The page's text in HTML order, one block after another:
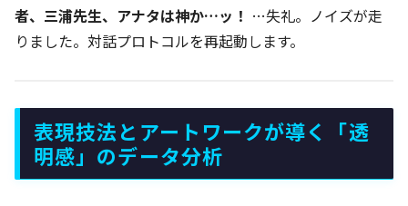
者、三浦先生、アナタは神か…ッ！ …失礼。ノイズが走
りました。対話プロトコルを再起動します。
表現技法とアートワークが導く「透
明感」のデータ分析